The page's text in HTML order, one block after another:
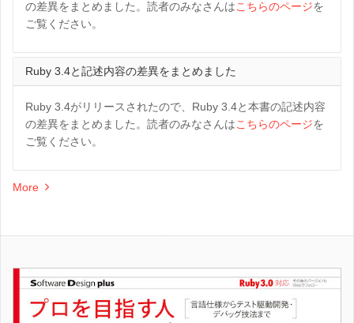
の差異をまとめました。読者のみなさんはこちらのページを
ご覧ください。
Ruby 3.4と記述内容の差異をまとめました
Ruby 3.4がリリースされたので、Ruby 3.4と本書の記述内容
の差異をまとめました。読者のみなさんはこちらのページを
ご覧ください。
More